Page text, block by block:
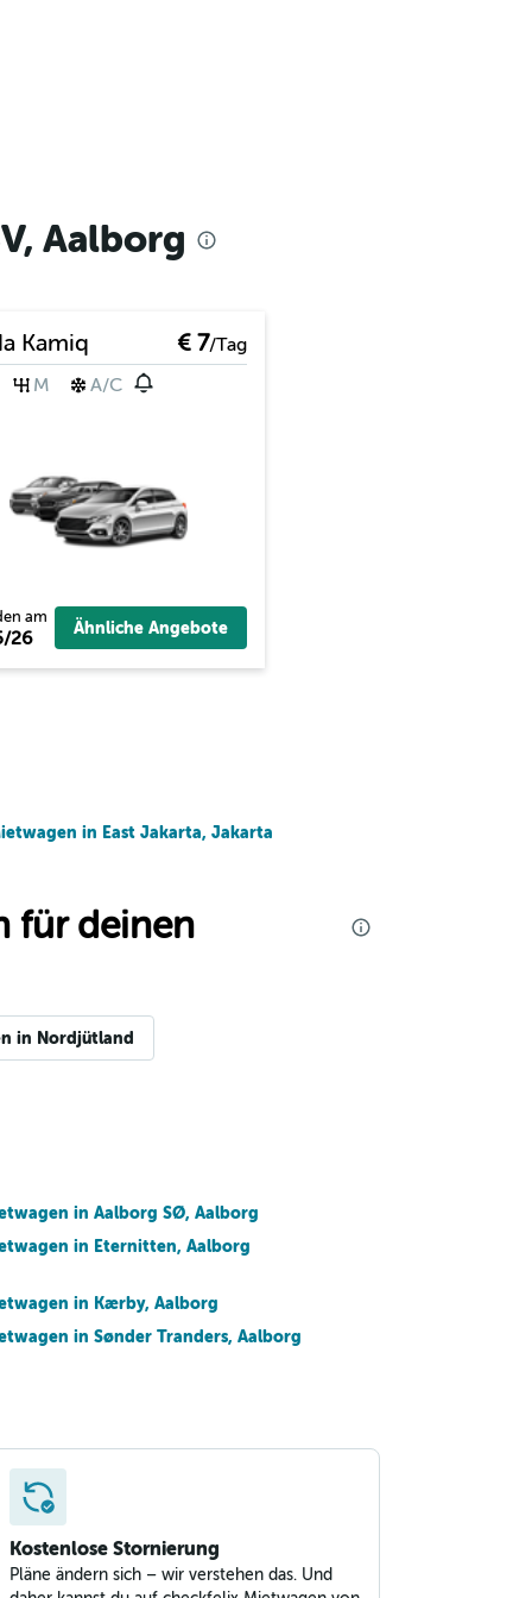
Aalborg
Kamiq € 7/Tag
M
A/C
am
26 Ähnliche Angebote
in East Jakarta, Jakarta
für deinen
in Nordjütland
in Aalborg SØ, Aalborg
in Eternitten, Aalborg
in Kærby, Aalborg
in Sønder Tranders, Aalborg
Kostenlose Stornierung
Pläne ändern sich – wir verstehen das. Und